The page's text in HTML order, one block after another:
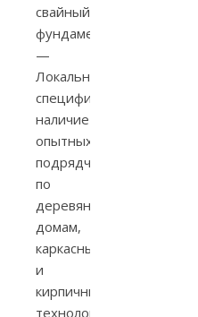
свайный
фундамент.
—
Локальная
специфика:
наличие
опытных
подрядчиков
по
деревянным
домам,
каркасным
и
кирпичным
технологиям.